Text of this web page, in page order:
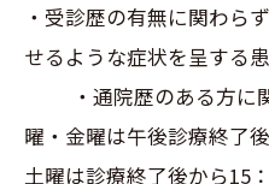
・受診歴の有無に関わら
せるような症状を呈する
・通院歴のある方に
曜・金曜は午後診療終了
土曜は診療終了後から15